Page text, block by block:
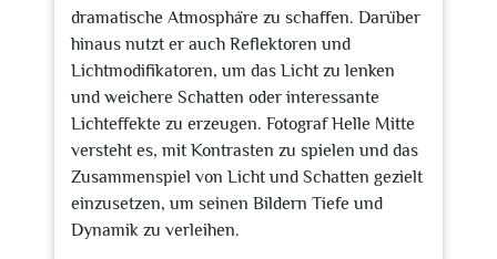
dramatische Atmosphäre zu schaffen. Darüber
hinaus nutzt er auch Reflektoren und
Lichtmodifikatoren, um das Licht zu lenken
und weichere Schatten oder interessante
Lichteffekte zu erzeugen. Fotograf Helle Mitte
versteht es, mit Kontrasten zu spielen und das
Zusammenspiel von Licht und Schatten gezielt
einzusetzen, um seinen Bildern Tiefe und
Dynamik zu verleihen.